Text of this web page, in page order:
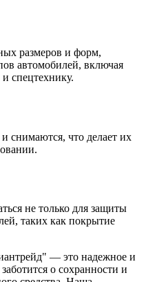
размеров и форм,
автомобилей, включая
спецтехнику.
снимаются, что делает их
не только для защиты
таких как покрытие
— это надежное и
о сохранности и